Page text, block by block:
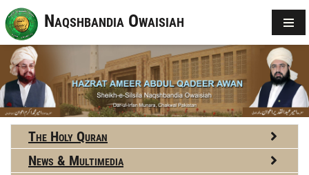
Naqshbandia Owaisiah
The Holy Quran
News & Multimedia